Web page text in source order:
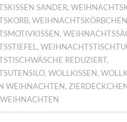
SANDER,
,WEIHNACHTSKÖRBCHEN
,
,
REDUZIERT,
,WOLLKISSEN,
WEIHNACHTEN,